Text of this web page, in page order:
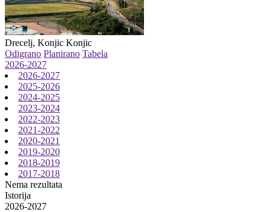
Drecelj, Konjic Konjic
Odigrano Planirano Tabela
2026-2027
2026-2027
2025-2026
2024-2025
2023-2024
2022-2023
2021-2022
2020-2021
2019-2020
2018-2019
2017-2018
Nema rezultata
Istorija
2026-2027